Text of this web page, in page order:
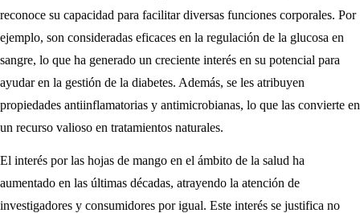
reconoce su capacidad para facilitar diversas funciones corporales. Por
ejemplo, son consideradas eficaces en la regulación de la glucosa en
sangre, lo que ha generado un creciente interés en su potencial para
ayudar en la gestión de la diabetes. Además, se les atribuyen
propiedades antiinflamatorias y antimicrobianas, lo que las convierte en
un recurso valioso en tratamientos naturales.
El interés por las hojas de mango en el ámbito de la salud ha
aumentado en las últimas décadas, atrayendo la atención de
investigadores y consumidores por igual. Este interés se justifica no